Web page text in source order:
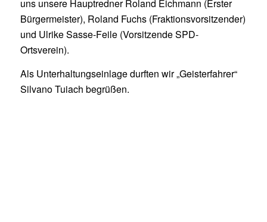
uns unsere Hauptredner Roland Eichmann (Erster
Bürgermeister), Roland Fuchs (Fraktionsvorsitzender)
und Ulrike Sasse-Feile (Vorsitzende SPD-
Ortsverein).
Als Unterhaltungseinlage durften wir „Geisterfahrer“
Silvano Tuiach begrüßen.